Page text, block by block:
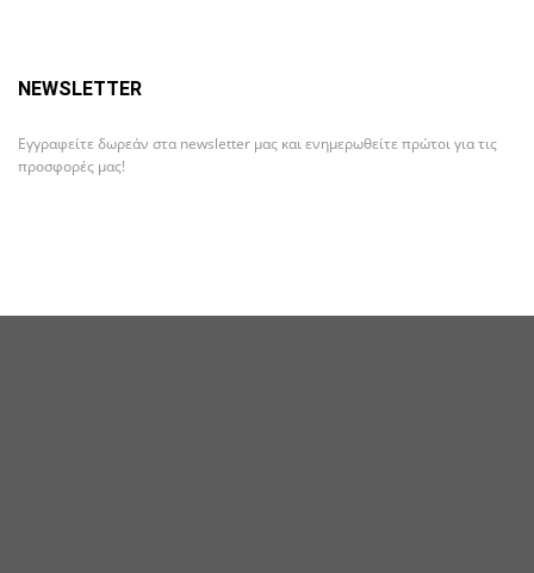
NEWSLETTER
Εγγραφείτε δωρεάν στα newsletter μας και ενημερωθείτε πρώτοι για τις
προσφορές μας!